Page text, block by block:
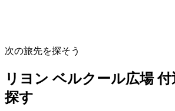
次の旅先を探そう
リヨン ベルクール広場
探す